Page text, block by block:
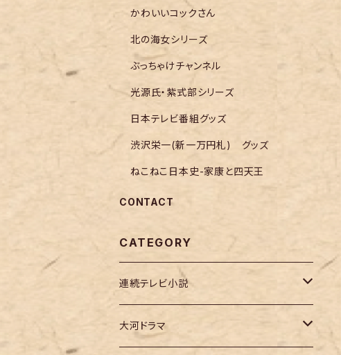
かわいいコックさん
北の海女シリーズ
ぶっちゃけチャンネル
光源氏・紫式部シリーズ
日本テレビ番組グッズ
渋沢栄一(新一万円札) グッズ
ねこねこ日本史-家康と四天王
CONTACT
CATEGORY
連続テレビ小説
虎に翼
大河ドラマ